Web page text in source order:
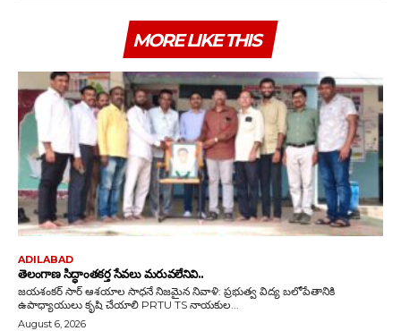
MORE LIKE THIS
ADILABAD
తెలంగాణ సిద్ధాంతకర్త సేవలు మరువలేనివి..
జయశంకర్ సార్ ఆశయాల సాధనే నిజమైన నివాళి: ప్రభుత్వ విద్య బలోపేతానికి
ఉపాధ్యాయులు కృషి చేయాలి PRTU TS నాయకుల...
August 6, 2026